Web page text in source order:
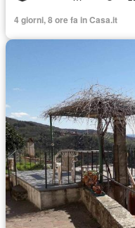
4 giorni, 8 ore fa in Casa.it